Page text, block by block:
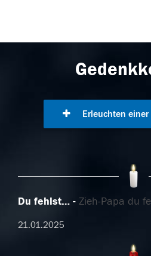
Erleuchten
Du fehlst… Zieh-Papa du
21.01.2025